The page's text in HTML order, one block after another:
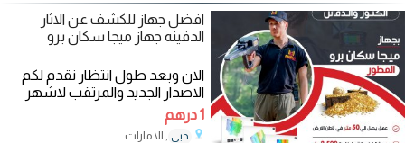
افضل جهاز للكشف عن الاثار
الدفينه جهاز ميجا سكان برو
الان وبعد طول انتظار نقدم لكم
الاصدار الجديد والمرتقب لاشهر
اجهزة كشف الذهب والمعادن
والكنوز
1 درهم
دبي , الامارات